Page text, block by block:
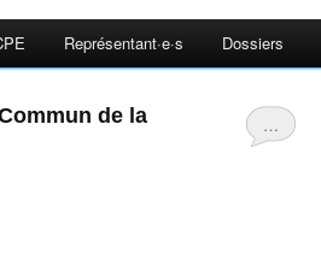
Représentant·e·s Dossiers
…
de la